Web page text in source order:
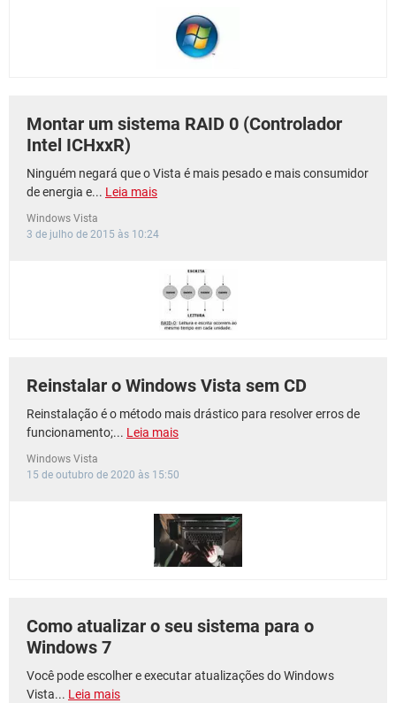
Montar um sistema RAID 0 (Controlador
Intel ICHxxR)
Ninguém negará que o Vista é mais pesado e mais consumidor
de energia e... Leia mais
Windows Vista
3 de julho de 2015 às 10:24
Reinstalar o Windows Vista sem CD
Reinstalação é o método mais drástico para resolver erros de
funcionamento;... Leia mais
Windows Vista
15 de outubro de 2020 às 15:50
Como atualizar o seu sistema para o
Windows 7
Você pode escolher e executar atualizações do Windows
Vista... Leia mais